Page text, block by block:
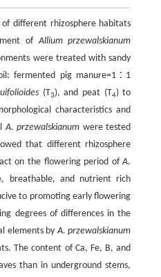
different rhizosphere habitats
ofAllium przewalskianum
were treated with sandy
fermented pig manure=1∶1
(T3), and peat (T4) to
characteristics and
A. przewalskianum were tested
that different rhizosphere
on the flowering period ofA.
breathable, and nutrient rich
to promoting early flowering
degrees of differences in the
elements byA. przewalskianum
The content of Ca, Fe, B, and
than in underground stems,